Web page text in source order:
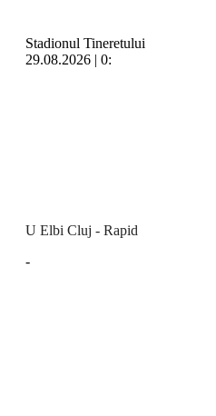
Stadionul Tineretului
29.08.2026 | 0:
U Elbi Cluj - Rapid
-